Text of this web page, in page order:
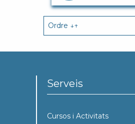
Serveis
Cursos i Activitats